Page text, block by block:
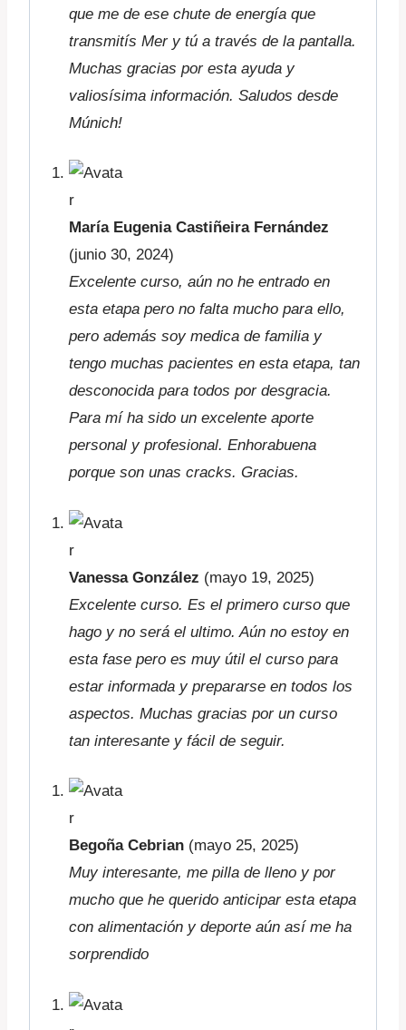
que me de ese chute de energía que
transmitís Mer y tú a través de la pantalla.
Muchas gracias por esta ayuda y
valiosísima información. Saludos desde
Múnich!
María Eugenia Castiñeira Fernández
(junio 30, 2024)
Excelente curso, aún no he entrado en
esta etapa pero no falta mucho para ello,
pero además soy medica de familia y
tengo muchas pacientes en esta etapa, tan
desconocida para todos por desgracia.
Para mí ha sido un excelente aporte
personal y profesional. Enhorabuena
porque son unas cracks. Gracias.
Vanessa González (mayo 19, 2025)
Excelente curso. Es el primero curso que
hago y no será el ultimo. Aún no estoy en
esta fase pero es muy útil el curso para
estar informada y prepararse en todos los
aspectos. Muchas gracias por un curso
tan interesante y fácil de seguir.
Begoña Cebrian(mayo 25, 2025)
Muy interesante, me pilla de lleno y por
mucho que he querido anticipar esta etapa
con alimentación y deporte aún así me ha
sorprendido